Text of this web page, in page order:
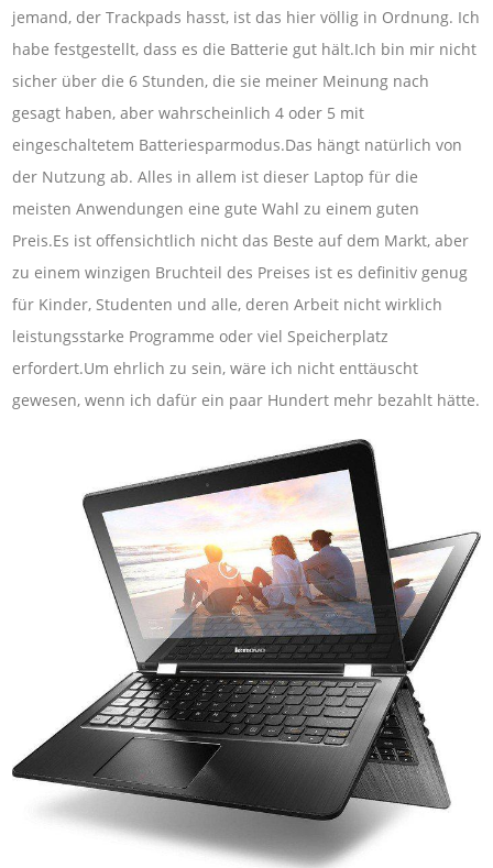
jemand, der Trackpads hasst, ist das hier völlig in Ordnung. Ich
habe festgestellt, dass es die Batterie gut hält.Ich bin mir nicht
sicher über die 6 Stunden, die sie meiner Meinung nach
gesagt haben, aber wahrscheinlich 4 oder 5 mit
eingeschaltetem Batteriesparmodus.Das hängt natürlich von
der Nutzung ab. Alles in allem ist dieser Laptop für die
meisten Anwendungen eine gute Wahl zu einem guten
Preis.Es ist offensichtlich nicht das Beste auf dem Markt, aber
zu einem winzigen Bruchteil des Preises ist es definitiv genug
für Kinder, Studenten und alle, deren Arbeit nicht wirklich
leistungsstarke Programme oder viel Speicherplatz
erfordert.Um ehrlich zu sein, wäre ich nicht enttäuscht
gewesen, wenn ich dafür ein paar Hundert mehr bezahlt hätte.